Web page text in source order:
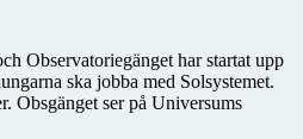
Observatoriegänget har startat upp
ska jobba med Solsystemet.
Obsgänget ser på Universums